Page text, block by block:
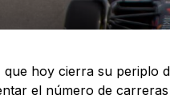
que hoy cierra su periplo
el número de